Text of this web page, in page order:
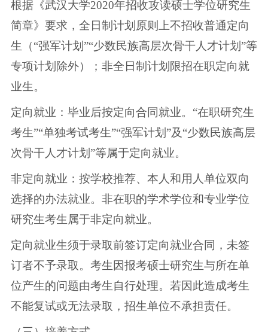
根据《武汉大学2020年招收攻读硕士学位研究生
简章》要求，全日制计划原则上不招收普通定向
生（“强军计划”“少数民族高层次骨干人才计划”等
专项计划除外）；非全日制计划限招在职定向就
业生。
定向就业：毕业后按定向合同就业。“在职研究生
考生”“单独考试考生”“强军计划”及“少数民族高层
次骨干人才计划”等属于定向就业。
非定向就业：按学校推荐、本人和用人单位双向
选择的办法就业。非在职的学术学位和专业学位
研究生考生属于非定向就业。
定向就业生须于录取前签订定向就业合同，未签
订者不予录取。考生因报考硕士研究生与所在单
位产生的问题由考生自行处理。若因此造成考生
不能复试或无法录取，招生单位不承担责任。